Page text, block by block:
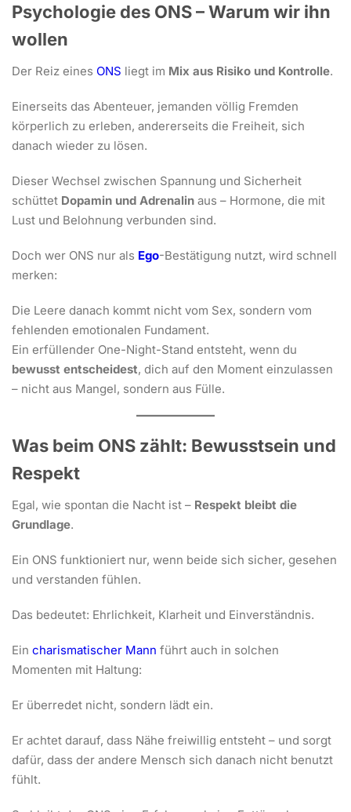
Psychologie des ONS – Warum wir ihn
wollen
Der Reiz eines ONS liegt im Mix aus Risiko und Kontrolle.
Einerseits das Abenteuer, jemanden völlig Fremden
körperlich zu erleben, andererseits die Freiheit, sich
danach wieder zu lösen.
Dieser Wechsel zwischen Spannung und Sicherheit
schüttet Dopamin und Adrenalin aus – Hormone, die mit
Lust und Belohnung verbunden sind.
Doch wer ONS nur als Ego-Bestätigung nutzt, wird schnell
merken:
Die Leere danach kommt nicht vom Sex, sondern vom
fehlenden emotionalen Fundament.
Ein erfüllender One-Night-Stand entsteht, wenn du
bewusst entscheidest, dich auf den Moment einzulassen
– nicht aus Mangel, sondern aus Fülle.
Was beim ONS zählt: Bewusstsein und
Respekt
Egal, wie spontan die Nacht ist – Respekt bleibt die
Grundlage.
Ein ONS funktioniert nur, wenn beide sich sicher, gesehen
und verstanden fühlen.
Das bedeutet: Ehrlichkeit, Klarheit und Einverständnis.
Ein charismatischer Mann führt auch in solchen
Momenten mit Haltung:
Er überredet nicht, sondern lädt ein.
Er achtet darauf, dass Nähe freiwillig entsteht – und sorgt
dafür, dass der andere Mensch sich danach nicht benutzt
fühlt.